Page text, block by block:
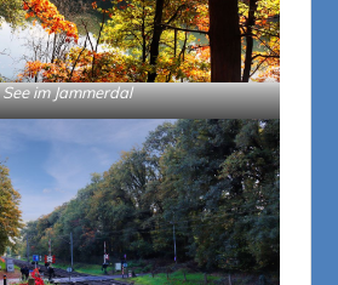
See im Jammerdal